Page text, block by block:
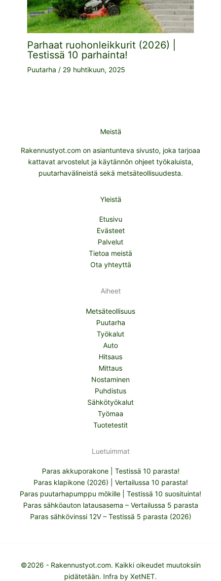
Parhaat ruohonleikkurit (2026) |
Testissä 10 parhainta!
Puutarha / 29 huhtikuun, 2025
Meistä
Rakennustyot.com on asiantunteva sivusto, joka tarjoaa
kattavat arvostelut ja käytännön ohjeet työkaluista,
puutarhavälineistä sekä metsäteollisuudesta.
Yleistä
Etusivu
Evästeet
Palvelut
Tietoa meistä
Ota yhteyttä
Aiheet
Metsäteollisuus
Puutarha
Työkalut
Auto
Hitsaus
Mittaus
Nostaminen
Puhdistus
Sähkötyökalut
Työmaa
Tuotetestit
Luetuimmat
Paras akkuporakone | Testissä 10 parasta!
Paras klapikone (2026) | Vertailussa 10 parasta!
Paras puutarhapumppu mökille | Testissä 10 suosituinta!
Paras sähköauton latausasema – Vertailussa 5 parasta
Paras sähkövinssi 12V – Testissä 5 parasta (2026)
©2026 - Rakennustyot.com. Kaikki oikeudet muutoksiin
pidätetään. Infra by XetNET.